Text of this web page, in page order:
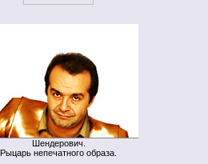
Шендерович.
Рыцарь непечатного образа.